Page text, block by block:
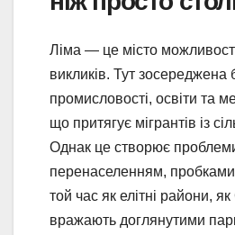
Ліма — це місто
викликів. Тут зосереджена
промисловості, освіти та
що притягує мігрантів із
Однак це створює
перенаселенням, пробками
той час як елітні райони, як
вражають доглянутими